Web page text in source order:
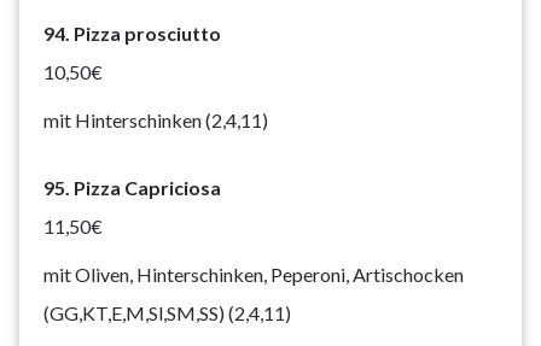
94. Pizza prosciutto
10,50€
mit Hinterschinken (2,4,11)
95. Pizza Capriciosa
11,50€
mit Oliven, Hinterschinken, Peperoni, Artischocken
(GG,KT,E,M,Sl,SM,SS) (2,4,11)